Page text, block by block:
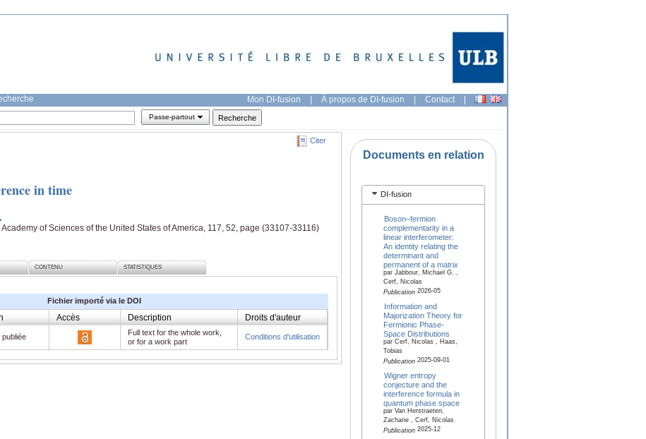
Mon DI-fusion | À propos de DI-fusion | Contact |
Passe-partout
Citer
in time
of Sciences of the United States of America, 117, 52, page (33107-33116)
CONTENU STATISTIQUES
Fichier importé via le DOI
Accès Description Droits d'auteur
publiée
Full text for the whole work,
or for a work part
Conditions d'utilisation
Documents en relation
DI-fusion
Boson–fermion
complementarity in a
linear interferometer:
An identity relating the
determinant and
permanent of a matrix
par Jabbour, Michael G. ,
Cerf, Nicolas
Publication2026-05
Information and
Majorization Theory for
Fermionic Phase-
Space Distributions
par Cerf, Nicolas , Haas,
Tobias
Publication2025-09-01
Wigner entropy
conjecture and the
interference formula in
quantum phase space
par Van Herstraeten,
Zacharie , Cerf, Nicolas
Publication2025-12